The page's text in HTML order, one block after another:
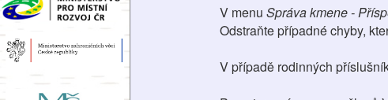
V menu Správa kmene -
Odstraňte případné chyby,
V případě rodinných